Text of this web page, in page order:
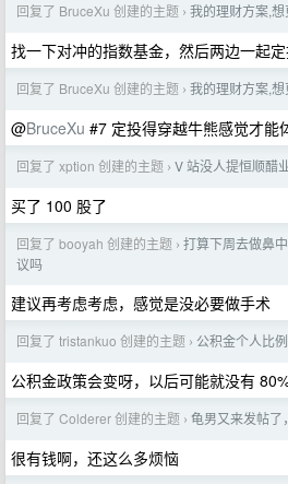
回复了 BruceXu 创建的主题 › 我的理财方案,
找一下对冲的指数基金，然后两边一起
回复了 BruceXu 创建的主题 › 我的理财方案,
@BruceXu #7 定投得穿越牛熊感觉才能
回复了 xption 创建的主题 › V 站没人提恒顺醋
买了 100 股了
回复了 booyah 创建的主题 › 打算下周去做鼻
议吗
建议再考虑考虑，感觉是没必要做手术
回复了 tristankuo 创建的主题 › 公积金个人比
公积金政策会变呀，以后可能就没有
回复了 Colderer 创建的主题 › 龟男又来发帖了
很有钱啊，还这么多烦恼